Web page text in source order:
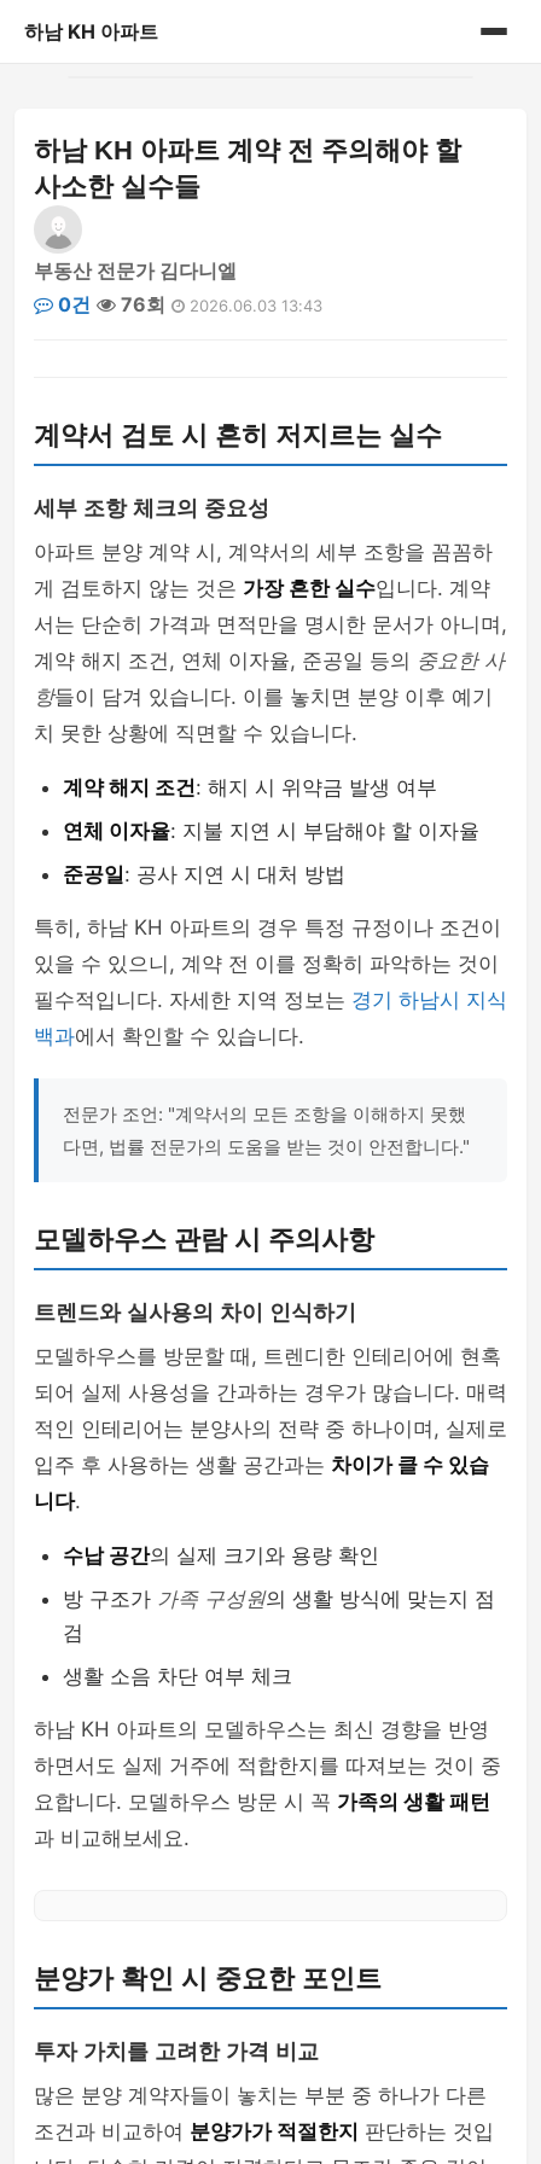
하남 KH 아파트
게시판
하남 KH 아파트 계약 전 주의해야 할
사소한 실수들
부동산 전문가 김다니엘
0건
76회 2026.06.03 13:43
계약서 검토 시 흔히 저지르는 실수
세부 조항 체크의 중요성
아파트 분양 계약 시, 계약서의 세부 조항을 꼼꼼하
게 검토하지 않는 것은 가장 흔한 실수입니다. 계약
서는 단순히 가격과 면적만을 명시한 문서가 아니며,
계약 해지 조건, 연체 이자율, 준공일 등의 중요한 사
항들이 담겨 있습니다. 이를 놓치면 분양 이후 예기
치 못한 상황에 직면할 수 있습니다.
계약 해지 조건: 해지 시 위약금 발생 여부
연체 이자율: 지불 지연 시 부담해야 할 이자율
준공일: 공사 지연 시 대처 방법
특히, 하남 KH 아파트의 경우 특정 규정이나 조건이
있을 수 있으니, 계약 전 이를 정확히 파악하는 것이
필수적입니다. 자세한 지역 정보는 경기 하남시 지식
백과에서 확인할 수 있습니다.
전문가 조언: "계약서의 모든 조항을 이해하지 못했
다면, 법률 전문가의 도움을 받는 것이 안전합니다."
모델하우스 관람 시 주의사항
트렌드와 실사용의 차이 인식하기
모델하우스를 방문할 때, 트렌디한 인테리어에 현혹
되어 실제 사용성을 간과하는 경우가 많습니다. 매력
적인 인테리어는 분양사의 전략 중 하나이며, 실제로
입주 후 사용하는 생활 공간과는 차이가 클 수 있습
니다.
수납 공간의 실제 크기와 용량 확인
방 구조가 가족 구성원의 생활 방식에 맞는지 점
검
생활 소음 차단 여부 체크
하남 KH 아파트의 모델하우스는 최신 경향을 반영
하면서도 실제 거주에 적합한지를 따져보는 것이 중
요합니다. 모델하우스 방문 시 꼭 가족의 생활 패턴
과 비교해보세요.
분양가 확인 시 중요한 포인트
투자 가치를 고려한 가격 비교
많은 분양 계약자들이 놓치는 부분 중 하나가 다른
조건과 비교하여 분양가가 적절한지 판단하는 것입